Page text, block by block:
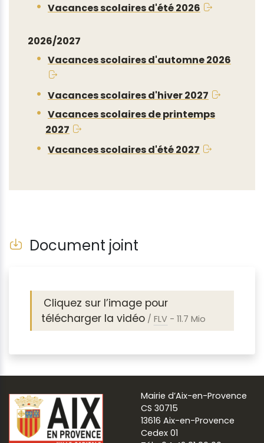
Vacances scolaires d'été 2026
2026/2027
Vacances scolaires d'automne 2026
Vacances scolaires d'hiver 2027
Vacances scolaires de printemps
2027
Vacances scolaires d'été 2027
Document joint
Cliquez sur l’image pour
télécharger la vidéo / FLV - 11.7 Mio
Mairie d’Aix-en-Provence
CS 30715
13616 Aix-en-Provence
Cedex 01